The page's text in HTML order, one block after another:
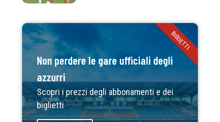
Non perdere le gare ufficiali degli
azzurri
Scopri i prezzi degli abbonamenti e dei
biglietti
BIGLIETTI